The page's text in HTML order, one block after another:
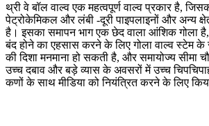
थ्री वे बॉल वाल्व एक महत्वपूर्ण वाल्व प्रकार है,
पेट्रोकेमिकल और लंबी -दूरी पाइपलाइनों और अन्य
है। इसका समापन भाग एक छेद वाला आंशिक गोला
बंद होने का एहसास करने के लिए गोला वाल्व स्टेम के
की दिशा मनमाना हो सकती है, और समायोज्य सीमा
उच्च दबाव और बड़े व्यास के अवसरों में उच्च
कणों के साथ मीडिया को नियंत्रित करने के लिए